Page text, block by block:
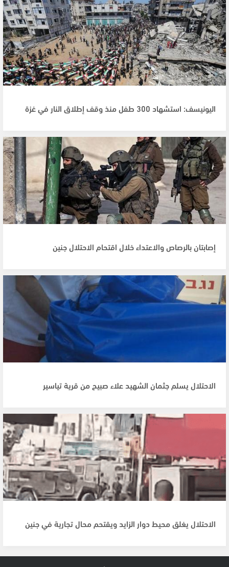
اليونيسف: استشهاد 300 طفل منذ وقف إطلاق النار في غزة
إصابتان بالرصاص والاعتداء خلال اقتحام الاحتلال جنين
الاحتلال يسلم جثمان الشهيد علاء صبيح من قرية تياسير
الاحتلال يغلق محيط دوار الزايد ويقتحم محال تجارية في جنين